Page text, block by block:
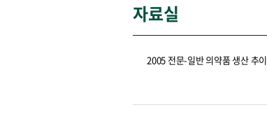
자료실
2005 전문-일반 의약품 생산 추이